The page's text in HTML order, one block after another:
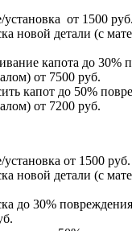
установка от 1500 руб.
новой детали (с
капота до 30%
от 7500 руб.
капот до 50%
от 7200 руб.
от 1500 руб.
новой детали (с
до 30%